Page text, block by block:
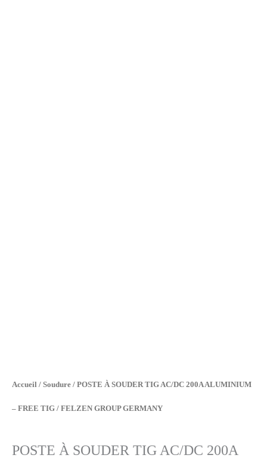
Accueil / Soudure / POSTE À SOUDER TIG AC/DC 200A ALUMINIUM
– FREE TIG / FELZEN GROUP GERMANY
POSTE À SOUDER TIG AC/DC 200A